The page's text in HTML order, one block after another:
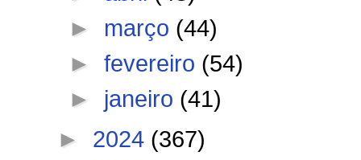
► março (44)
►fevereiro (54)
► janeiro (41)
► 2024 (367)